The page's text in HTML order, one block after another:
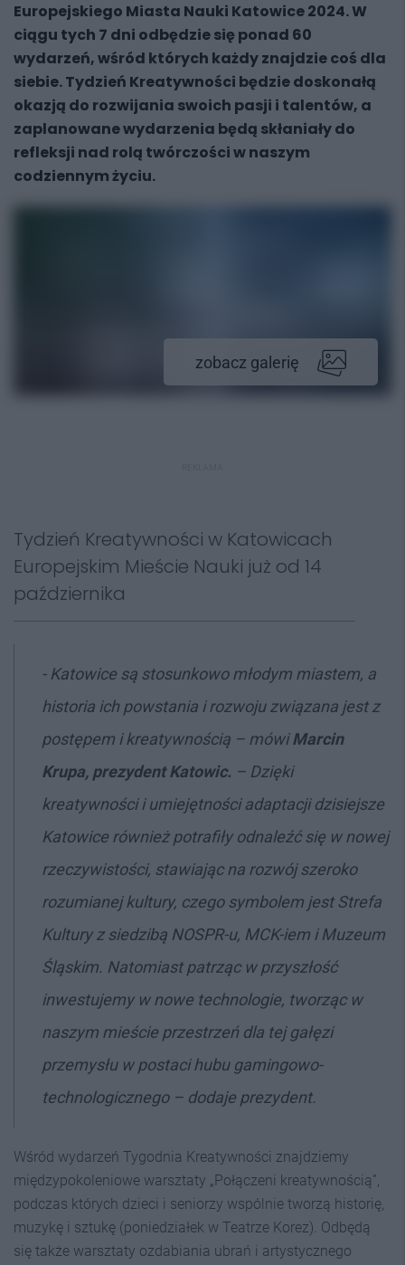
Europejskiego Miasta Nauki Katowice 2024. W
ciągu tych 7 dni odbędzie się ponad 60
wydarzeń, wśród których każdy znajdzie coś dla
siebie. Tydzień Kreatywności będzie doskonałą
okazją do rozwijania swoich pasji i talentów, a
zaplanowane wydarzenia będą skłaniały do
refleksji nad rolą twórczości w naszym
codziennym życiu.
zobacz galerię
Tydzień Kreatywności w Katowicach
Europejskim Mieście Nauki już od 14
października
- Katowice są stosunkowo młodym miastem, a
historia ich powstania i rozwoju związana jest z
postępem i kreatywnością – mówiMarcin
Krupa, prezydent Katowic. – Dzięki
kreatywności i umiejętności adaptacji dzisiejsze
Katowice również potrafiły odnaleźć się w nowej
rzeczywistości, stawiając na rozwój szeroko
rozumianej kultury, czego symbolem jest Strefa
Kultury z siedzibą NOSPR-u, MCK-iem i Muzeum
Śląskim. Natomiast patrząc w przyszłość
inwestujemy w nowe technologie, tworząc w
naszym mieście przestrzeń dla tej gałęzi
przemysłu w postaci hubu gamingowo-
technologicznego– dodaje prezydent.
Wśród wydarzeń Tygodnia Kreatywności znajdziemy
międzypokoleniowe warsztaty „Połączeni kreatywnością”,
podczas których dzieci i seniorzy wspólnie tworzą historię,
muzykę i sztukę (poniedziałek w Teatrze Korez). Odbędą
się także warsztaty ozdabiania ubrań i artystycznego